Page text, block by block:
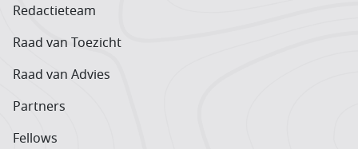
Redactieteam
Raad van Toezicht
Raad van Advies
Partners
Fellows